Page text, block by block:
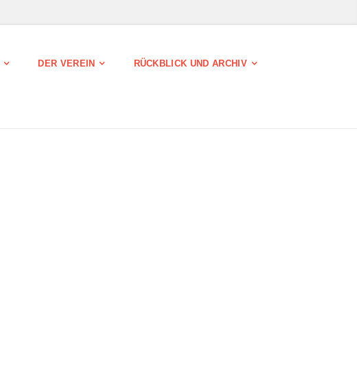
DER VEREIN RÜCKBLICK UND ARCHIV